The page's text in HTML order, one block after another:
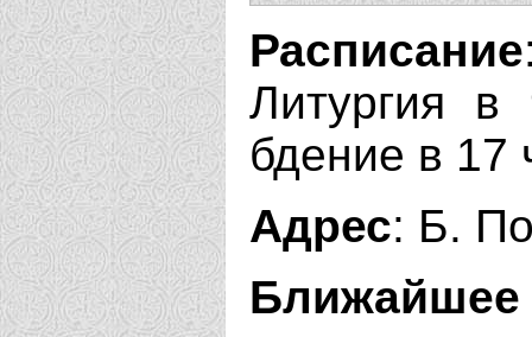
Расписание
Литургия
бдение в 17
Адрес: Б.
Ближайшее